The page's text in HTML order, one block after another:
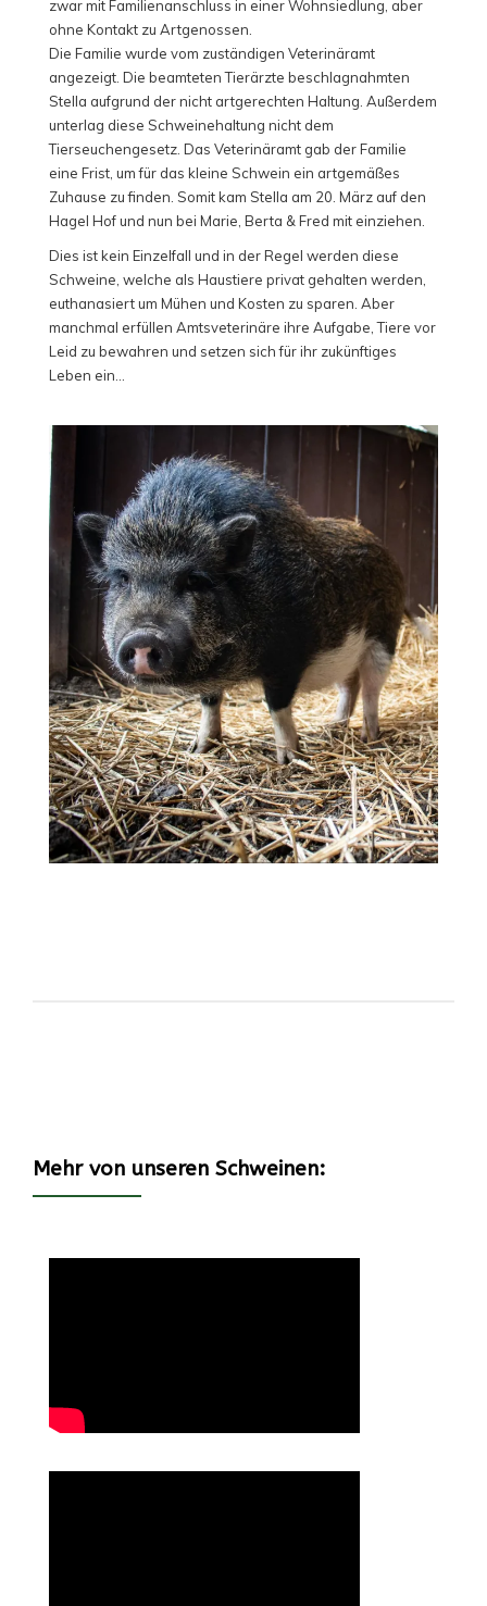
zwar mit Familienanschluss in einer Wohnsiedlung, aber
ohne Kontakt zu Artgenossen.
Die Familie wurde vom zuständigen Veterinäramt
angezeigt. Die beamteten Tierärzte beschlagnahmten
Stella aufgrund der nicht artgerechten Haltung. Außerdem
unterlag diese Schweinehaltung nicht dem
Tierseuchengesetz. Das Veterinäramt gab der Familie
eine Frist, um für das kleine Schwein ein artgemäßes
Zuhause zu finden. Somit kam Stella am 20. März auf den
Hagel Hof und nun bei Marie, Berta & Fred mit einziehen.
Dies ist kein Einzelfall und in der Regel werden diese
Schweine, welche als Haustiere privat gehalten werden,
euthanasiert um Mühen und Kosten zu sparen. Aber
manchmal erfüllen Amtsveterinäre ihre Aufgabe, Tiere vor
Leid zu bewahren und setzen sich für ihr zukünftiges
Leben ein…
Mehr von unseren Schweinen: